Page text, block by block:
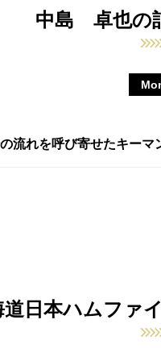
中島 卓也の
流れを呼び寄せたキー
道日本ハムファ